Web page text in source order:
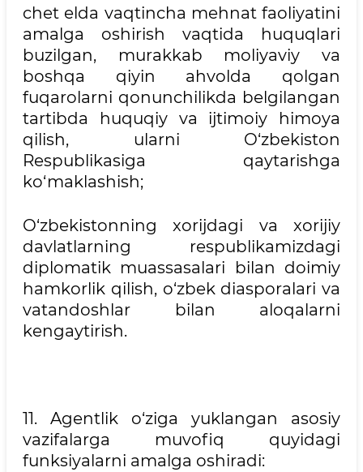
chet elda vaqtincha mehnat faoliyatini
amalga oshirish vaqtida huquqlari
buzilgan, murakkab moliyaviy va
boshqa qiyin ahvolda qolgan
fuqarolarni qonunchilikda belgilangan
tartibda huquqiy va ijtimoiy himoya
qilish, ularni O‘zbekiston
Respublikasiga qaytarishga
ko‘maklashish;
O‘zbekistonning xorijdagi va xorijiy
davlatlarning respublikamizdagi
diplomatik muassasalari bilan doimiy
hamkorlik qilish, o‘zbek diasporalari va
vatandoshlar bilan aloqalarni
kengaytirish.
11. Agentlik o‘ziga yuklangan asosiy
vazifalarga muvofiq quyidagi
funksiyalarni amalga oshiradi: